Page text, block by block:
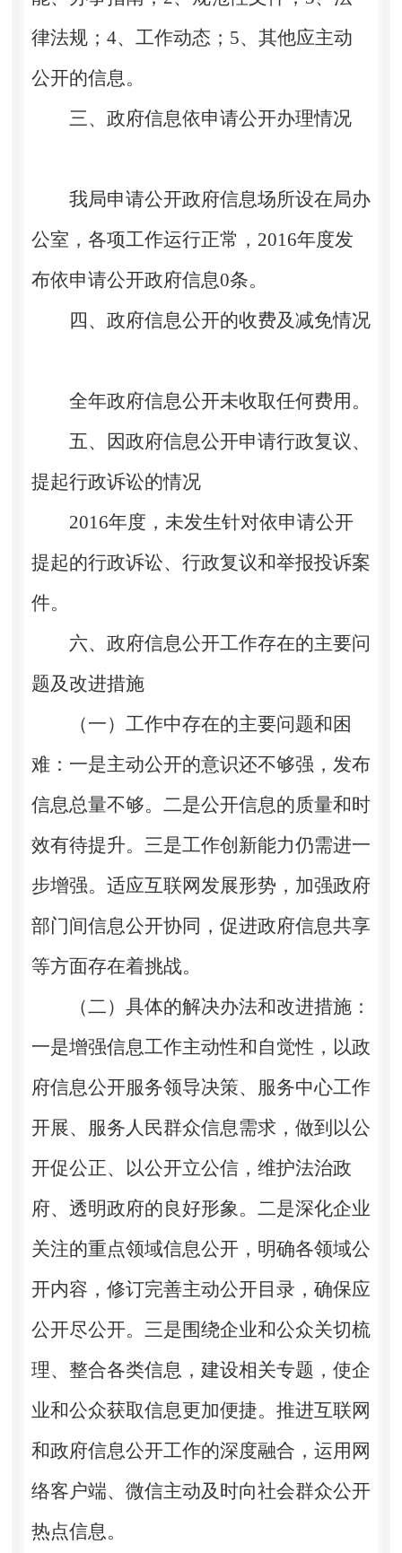
律法规； 4、工作动态； 5、其他应主动
公开的信息。
三、政府信息依申请公开办理情况
我局申请公开政府信息场所设在局办
公室，各项工作运行正常， 2016年度发
布依申请公开政府信息0条。
四、政府信息公开的收费及减免情况
全年政府信息公开未收取任何费用。
五、因政府信息公开申请行政复议、
提起行政诉讼的情况
2016年度，未发生针对依申请公开
提起的行政诉讼、行政复议和举报投诉案
件。
六、政府信息公开工作存在的主要问
题及改进措施
（一）工作中存在的主要问题和困
难： 一是主动公开的意识还不够强，发布
信息总量不够。 二是公开信息的质量和时
效有待提升。 三是工作创新能力仍需进一
步增强。适应互联网发展形势，加强政府
部门间信息公开协同，促进政府信息共享
等方面存在着挑战。
（二）具体的解决办法和改进措施：
一是增强信息工作主动性和自觉性，以政
府信息公开服务领导决策、服务中心工作
开展、服务人民群众信息需求，做到以公
开促公正、以公开立公信，维护法治政
府、透明政府的良好形象。 二是深化企业
关注的重点领域信息公开，明确各领域公
开内容，修订完善主动公开目录，确保应
公开尽公开。 三是围绕企业和公众关切梳
理、整合各类信息，建设相关专题，使企
业和公众获取信息更加便捷。推进互联网
和政府信息公开工作的深度融合，运用网
络客户端、微信主动及时向社会群众公开
热点信息。